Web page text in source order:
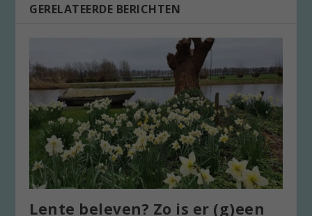
GERELATEERDE BERICHTEN
Lente beleven? Zo is er (g)een